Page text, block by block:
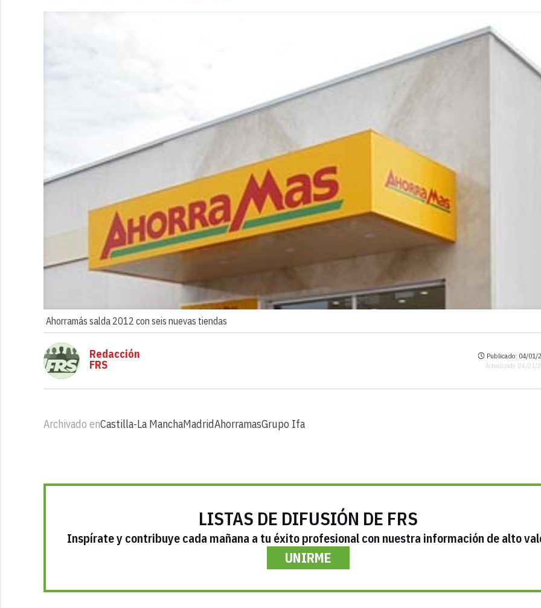
Ahorramás salda 2012 con seis nuevas tiendas
Redacción
FRS
Publicado: 04/01/
Actualizado: 04/01/
Archivado enCastilla-La ManchaMadridAhorramasGrupo Ifa
LISTAS DE DIFUSIÓN DE FRS
Inspírate y contribuye cada mañana a tu éxito profesional con nuestra información de alto
UNIRME